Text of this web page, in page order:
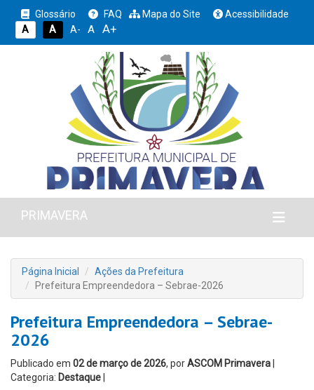
Glossário FAQ Mapa do Site
Acessibilidade
A
A A- A A+
PRIMAVERA
Página Inicial
Ações da Prefeitura
Prefeitura Empreendedora – Sebrae-2026
Prefeitura Empreendedora – Sebrae-
2026
Publicado em 02 de março de 2026, porASCOM Primavera
Categoria: Destaque